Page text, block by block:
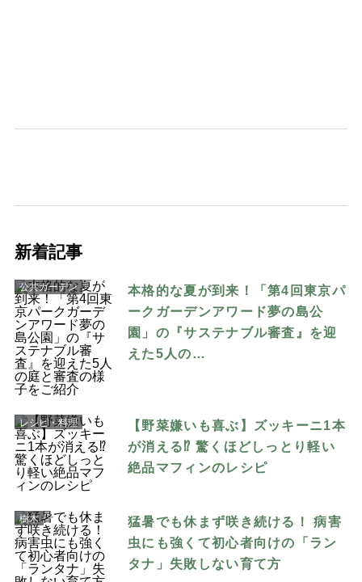
新着記事
公共ガーデン
本格的な夏が到来！「第4回東京パ
ークガーデンアワード夢の島公
園」の『サステナブル審査』を迎
えた5人の…
レシピ・料理
【野菜嫌いも喜ぶ】ズッキーニ1本
が消える⁉︎ 驚くほどしっとり軽い
絶品マフィンのレシピ
樹木
猛暑でも休まず咲き続ける！ 病害
虫にも強くて初心者向けの「ラン
タナ」失敗しない育て方